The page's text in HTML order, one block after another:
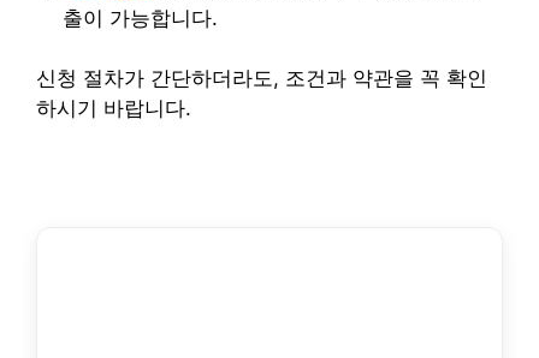
출이 가능합니다.
신청 절차가 간단하더라도, 조건과 약관을 꼭 확인
하시기 바랍니다.